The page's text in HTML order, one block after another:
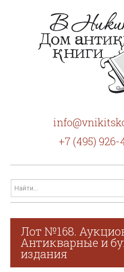
+7 (495) 926-
Лот №168.
Антикварные и
издания